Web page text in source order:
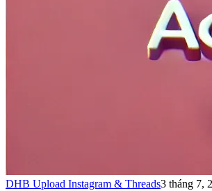
DHB Upload Instagram & Threads3 tháng 7,